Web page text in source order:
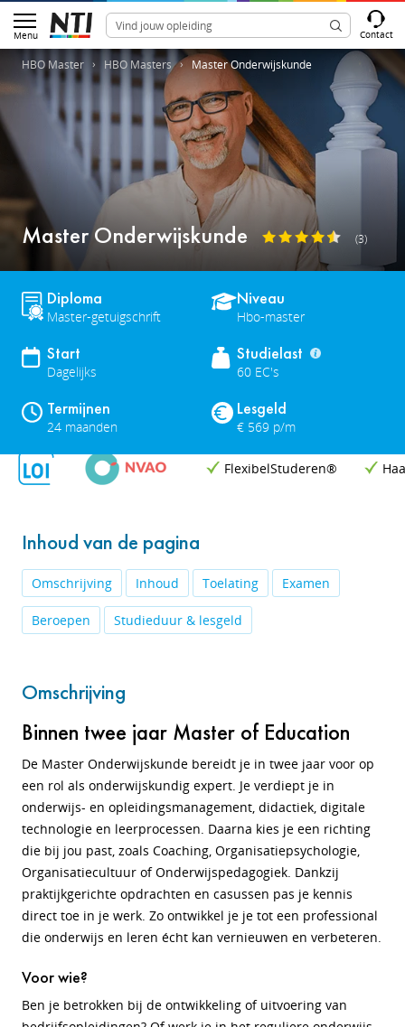
Menu Contact
HBO Master HBO Masters Master Onderwijskunde
Master Onderwijskunde (3)
Diploma
Master-getuigschrift
Niveau
Hbo-master
Start
Dagelijks
Studielast
60 EC's
Termijnen
24 maanden
Lesgeld
€ 569 p/m
FlexibelStuderen®
Inhoud van de pagina
Omschrijving Inhoud Toelating Examen
Beroepen Studieduur & lesgeld
Omschrijving
Binnen twee jaar Master of Education
De Master Onderwijskunde bereidt je in twee jaar voor op
een rol als onderwijskundig expert. Je verdiept je in
onderwijs- en opleidingsmanagement, didactiek, digitale
technologie en leerprocessen. Daarna kies je een richting
die bij jou past, zoals Coaching, Organisatiepsychologie,
Organisatiecultuur of Onderwijspedagogiek. Dankzij
praktijkgerichte opdrachten en casussen pas je kennis
direct toe in je werk. Zo ontwikkel je je tot een professional
die onderwijs en leren écht kan vernieuwen en verbeteren.
Voor wie?
Ben je betrokken bij de ontwikkeling of uitvoering van